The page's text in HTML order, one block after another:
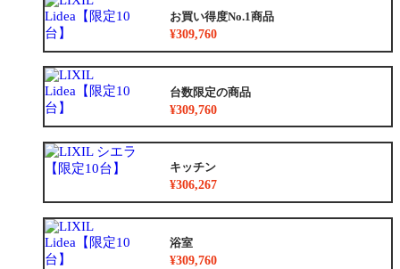
お買い得度No.1商品
¥309,760
台数限定の商品
¥309,760
キッチン
¥306,267
浴室
¥309,760